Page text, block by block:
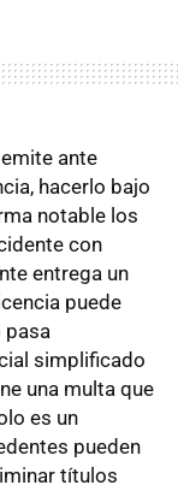
ante
hacerlo bajo
notable los
con
entrega un
puede
pasa
simplificado
una multa que
es un
pueden
títulos